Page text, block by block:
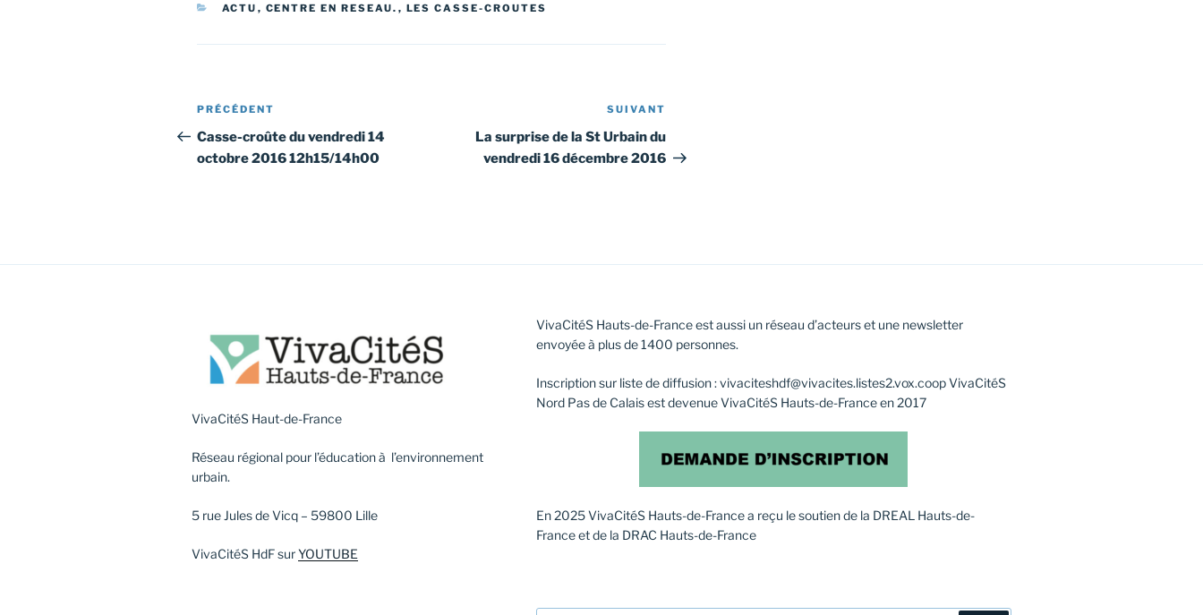
CATÉGORIES
ACTU , CENTRE EN RESEAU. , LES CASSE-CROUTES
Navigation
de
l’article
Article
précédent
PRÉCÉDENT
Casse-croûte du vendredi 14
octobre 2016 12h15/14h00
suivant
SUIVANT
La surprise de la St Urbain du
vendredi 16 décembre 2016
VivaCitéS Haut-de-France
Réseau régional pour l’éducation à l’environnement
urbain.
5 rue Jules de Vicq – 59800 Lille
VivaCitéS HdF surYOUTUBE
VivaCitéS Hauts-de-France est aussi un réseau d’acteurs et une newsletter
envoyée à plus de 1400 personnes.
Inscription sur liste de diffusion : vivaciteshdf@vivacites.listes2.vox.coop VivaCitéS
Nord Pas de Calais est devenue VivaCitéS Hauts-de-France en 2017
En 2025 VivaCitéS Hauts-de-France a reçu le soutien de la DREAL Hauts-de-
France et de la DRAC Hauts-de-France